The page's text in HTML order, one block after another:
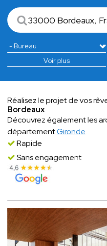
Voir plus
Réalisez le projet de vos
Bordeaux.
Découvrez également les
départementGironde.
Rapide
Sans engagement